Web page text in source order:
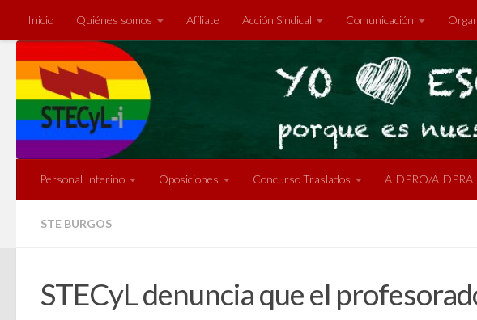
Saltar al contenido
Inicio Quiénes somos Afíliate Acción Sindical Comunicación
Personal Interino Oposiciones Concurso Traslados AIDPRO/AIDPRA
STE BURGOS
STECyL denuncia que el